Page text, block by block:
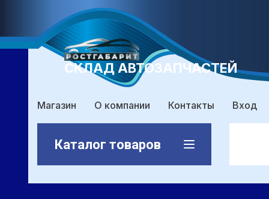
СКЛАД АВТОЗАПЧАСТЕЙ
Магазин О компании Контакты Вход
Каталог товаров